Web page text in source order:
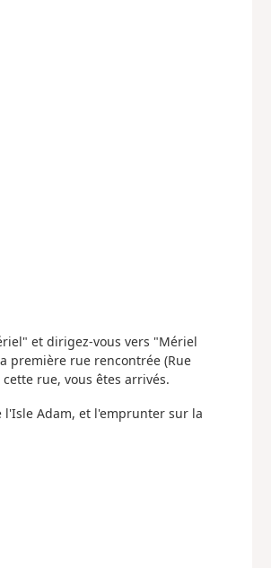
et dirigez-vous vers "Mériel
première rue rencontrée (Rue
rue, vous êtes arrivés.
l'Isle Adam, et l'emprunter sur la